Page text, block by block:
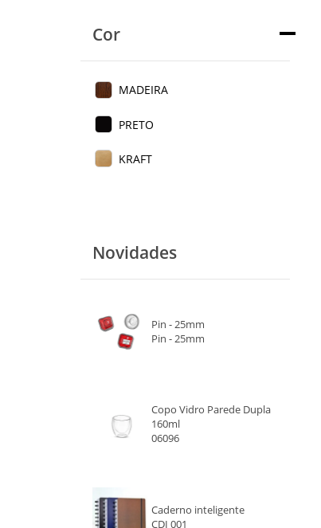
Cor
MADEIRA
PRETO
KRAFT
Novidades
Pin - 25mm
Pin - 25mm
Copo Vidro Parede Dupla
160ml
06096
Caderno inteligente
CDI 001